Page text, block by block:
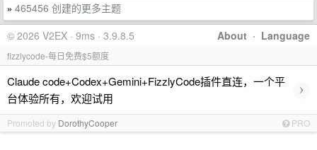
» 465456 创建的更多主题
About · Language
© 2026 V2EX · 9ms · 3.9.8.5
fizzlycode-每日免费$5额度
Claude code+Codex+Gemini+FizzlyCode插件直连，一个平
台体验所有，欢迎试用
›
Promoted by DorothyCooper PRO